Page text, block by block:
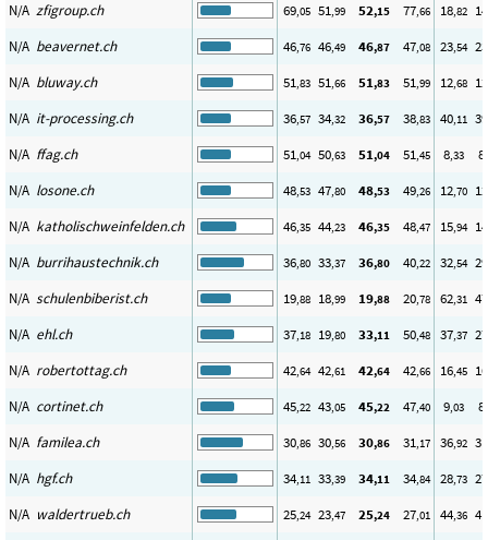
N/A zfigroup.ch 69,05 51,99 52,15 77,66 18,82 14
N/A beavernet.ch 46,76 46,49 46,87 47,08 23,54 23
N/A bluway.ch 51,83 51,66 51,83 51,99 12,68 12
N/A it-processing.ch 36,57 34,32 36,57 38,83 40,11 39
N/A ffag.ch 51,04 50,63 51,04 51,45 8,33 8
N/A losone.ch 48,53 47,80 48,53 49,26 12,70 12
N/A katholischweinfelden.ch 46,35 44,23 46,35 48,47 15,94 14
N/A burrihaustechnik.ch 36,80 33,37 36,80 40,22 32,54 29
N/A schulenbiberist.ch 19,88 18,99 19,88 20,78 62,31 47
N/A ehl.ch 37,18 19,80 33,11 50,48 37,37 27
N/A robertottag.ch 42,64 42,61 42,64 42,66 16,45 16
N/A cortinet.ch 45,22 43,05 45,22 47,40 9,03 8
N/A familea.ch 30,86 30,56 30,86 31,17 36,92 31
N/A hgf.ch 34,11 33,39 34,11 34,84 28,73 27
N/A waldertrueb.ch 25,24 23,47 25,24 27,01 44,36 41